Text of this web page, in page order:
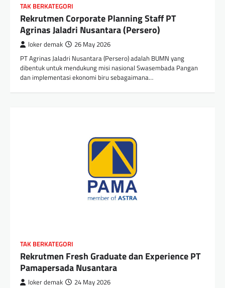
TAK BERKATEGORI
Rekrutmen Corporate Planning Staff PT
Agrinas Jaladri Nusantara (Persero)
loker demak 26 May 2026
PT Agrinas Jaladri Nusantara (Persero) adalah BUMN yang
dibentuk untuk mendukung misi nasional Swasembada Pangan
dan implementasi ekonomi biru sebagaimana…
TAK BERKATEGORI
Rekrutmen Fresh Graduate dan Experience PT
Pamapersada Nusantara
loker demak 24 May 2026